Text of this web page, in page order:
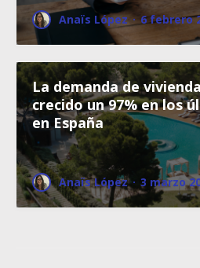
Anaïs López · 6 febrero
La demanda de
crecido un 97% en los
en España
Anaïs López · 3 marzo